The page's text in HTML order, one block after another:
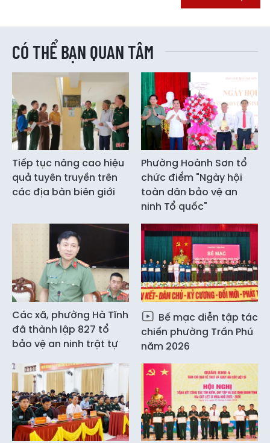
CÓ THỂ BẠN QUAN TÂM
Tiếp tục nâng cao hiệu
quả tuyên truyền trên
các địa bàn biên giới
Phường Hoành Sơn tổ
chức điểm "Ngày hội
toàn dân bảo vệ an
ninh Tổ quốc"
Các xã, phường Hà Tĩnh
đã thành lập 827 tổ
bảo vệ an ninh trật tự
Bế mạc diễn tập tác
chiến phường Trần Phú
năm 2026